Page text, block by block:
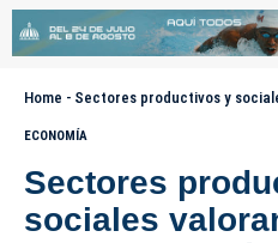
Home - Sectores productivos y sociales
ECONOMÍA
Sectores
sociales